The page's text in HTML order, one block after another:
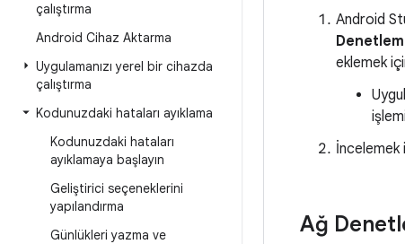
çalıştırma
Android Cihaz Aktarma
Uygulamanızı yerel bir cihazda
çalıştırma
Kodunuzdaki hataları ayıklama
Kodunuzdaki hataları
ayıklamaya başlayın
Geliştirici seçeneklerini
yapılandırma
Günlükleri yazma ve
Android
eklemek
İncelemek
Ağ